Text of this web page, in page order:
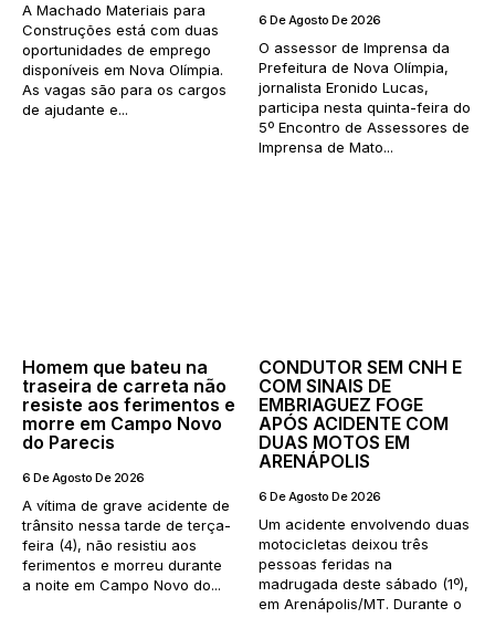
A Machado Materiais para
Construções está com duas
oportunidades de emprego
disponíveis em Nova Olímpia.
As vagas são para os cargos
de ajudante e...
6 De Agosto De 2026
O assessor de Imprensa da
Prefeitura de Nova Olímpia,
jornalista Eronido Lucas,
participa nesta quinta-feira do
5º Encontro de Assessores de
Imprensa de Mato...
Homem que bateu na
traseira de carreta não
resiste aos ferimentos e
morre em Campo Novo
do Parecis
6 De Agosto De 2026
A vítima de grave acidente de
trânsito nessa tarde de terça-
feira (4), não resistiu aos
ferimentos e morreu durante
a noite em Campo Novo do...
CONDUTOR SEM CNH E
COM SINAIS DE
EMBRIAGUEZ FOGE
APÓS ACIDENTE COM
DUAS MOTOS EM
ARENÁPOLIS
6 De Agosto De 2026
Um acidente envolvendo duas
motocicletas deixou três
pessoas feridas na
madrugada deste sábado (1º),
em Arenápolis/MT. Durante o